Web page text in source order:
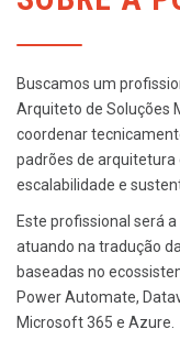
Buscamos um
Arquiteto de Soluções
coordenar
padrões de arquitetura
escalabilidade e
Este profissional será
atuando na tradução
baseadas no
Power Automate,
Microsoft 365 e Azure.